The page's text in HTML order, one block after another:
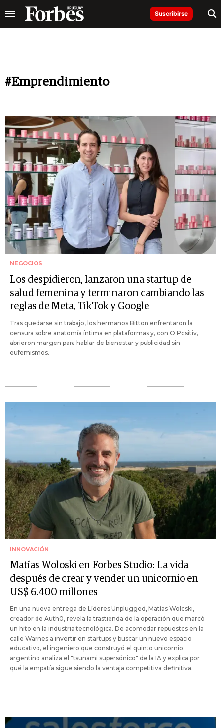
Suscribirse
#Emprendimiento
NEGOCIOS
Los despidieron, lanzaron una startup de
salud femenina y terminaron cambiando las
reglas de Meta, TikTok y Google
Tras quedarse sin trabajo, los hermanos Bitton enfrentaron la
censura sobre anatomía íntima en plataformas y, con O Positiv,
abrieron margen para hablar de bienestar y publicidad sin
eufemismos.
INNOVACIÓN
Matías Woloski en Forbes Studio: La vida
después de crear y vender un unicornio en
US$ 6.400 millones
En una nueva entrega de Líderes Unplugged, Matías Woloski,
creador de Auth0, revela la trastienda de la operación que marcó
un hito en la industria tecnológica. De acomodar repuestos en la
calle Warnes a invertir en startups y buscar un nuevo espacio
educativo, el ingeniero que construyó el quinto unicornio
argentino analiza el "tsunami supersónico" de la IA y explica por
qué la empatía sigue siendo la ventaja competitiva definitiva.